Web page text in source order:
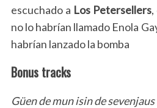
escuchado a Los Petersellers
no lo habrían llamado Enola
habrían lanzado la bomba
Bonus tracks
Güen de mun isin de sevenjaus